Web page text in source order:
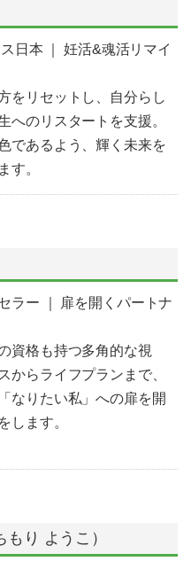
日本 ｜ 妊活&魂活リマイ
をリセットし、自分らし
へのリスタートを支援。
であるよう、輝く未来を
す。
ラー ｜ 扉を開くパートナ
資格も持つ多角的な視
からライフプランまで、
なりたい私」への扉を開
します。
り ようこ）